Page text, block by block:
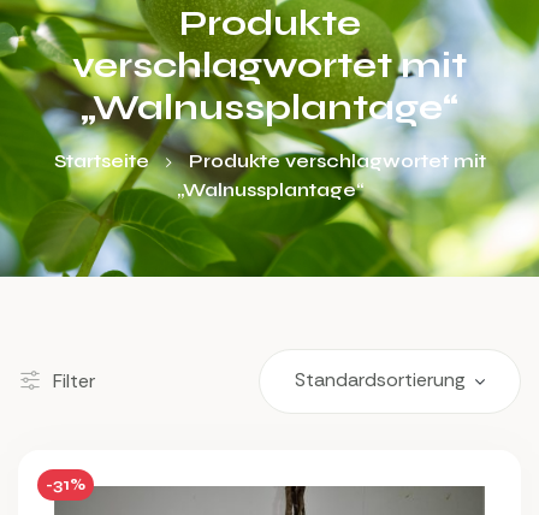
Produkte
verschlagwortet mit
„Walnussplantage“
Startseite
Produkte verschlagwortet mit
„Walnussplantage“
Filter
-31%